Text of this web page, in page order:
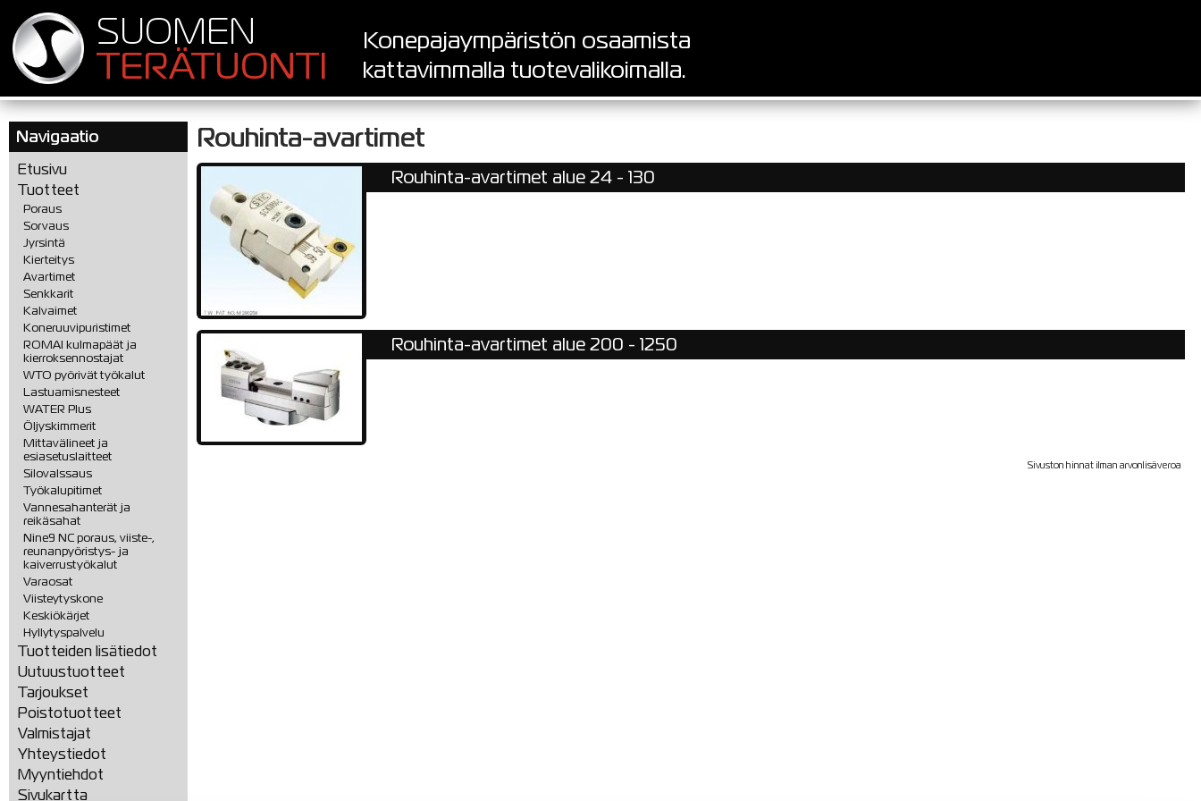
SUOMEN
TERÄTUONTI
Konepajaympäristön osaamista
kattavimmalla tuotevalikoimalla.
Navigaatio
Etusivu
Tuotteet
Poraus
Sorvaus
Jyrsintä
Kierteitys
Avartimet
Senkkarit
Kalvaimet
Koneruuvipuristimet
ROMAI kulmapäät ja
kierroksennostajat
WTO pyörivät työkalut
Lastuamisnesteet
WATER Plus
Öljyskimmerit
Mittavälineet ja
esiasetuslaitteet
Silovalssaus
Työkalupitimet
Vannesahanterät ja
reikäsahat
Nine9 NC poraus, viiste-,
reunanpyöristys- ja
kaiverrustyökalut
Varaosat
Viisteytyskone
Keskiökärjet
Hyllytyspalvelu
Tuotteiden lisätiedot
Uutuustuotteet
Tarjoukset
Poistotuotteet
Valmistajat
Yhteystiedot
Myyntiehdot
Sivukartta
Rouhinta-avartimet
Rouhinta-avartimet alue 24 - 130
Rouhinta-avartimet alue 200 - 1250
Sivuston hinnat ilman arvonlisäveroa